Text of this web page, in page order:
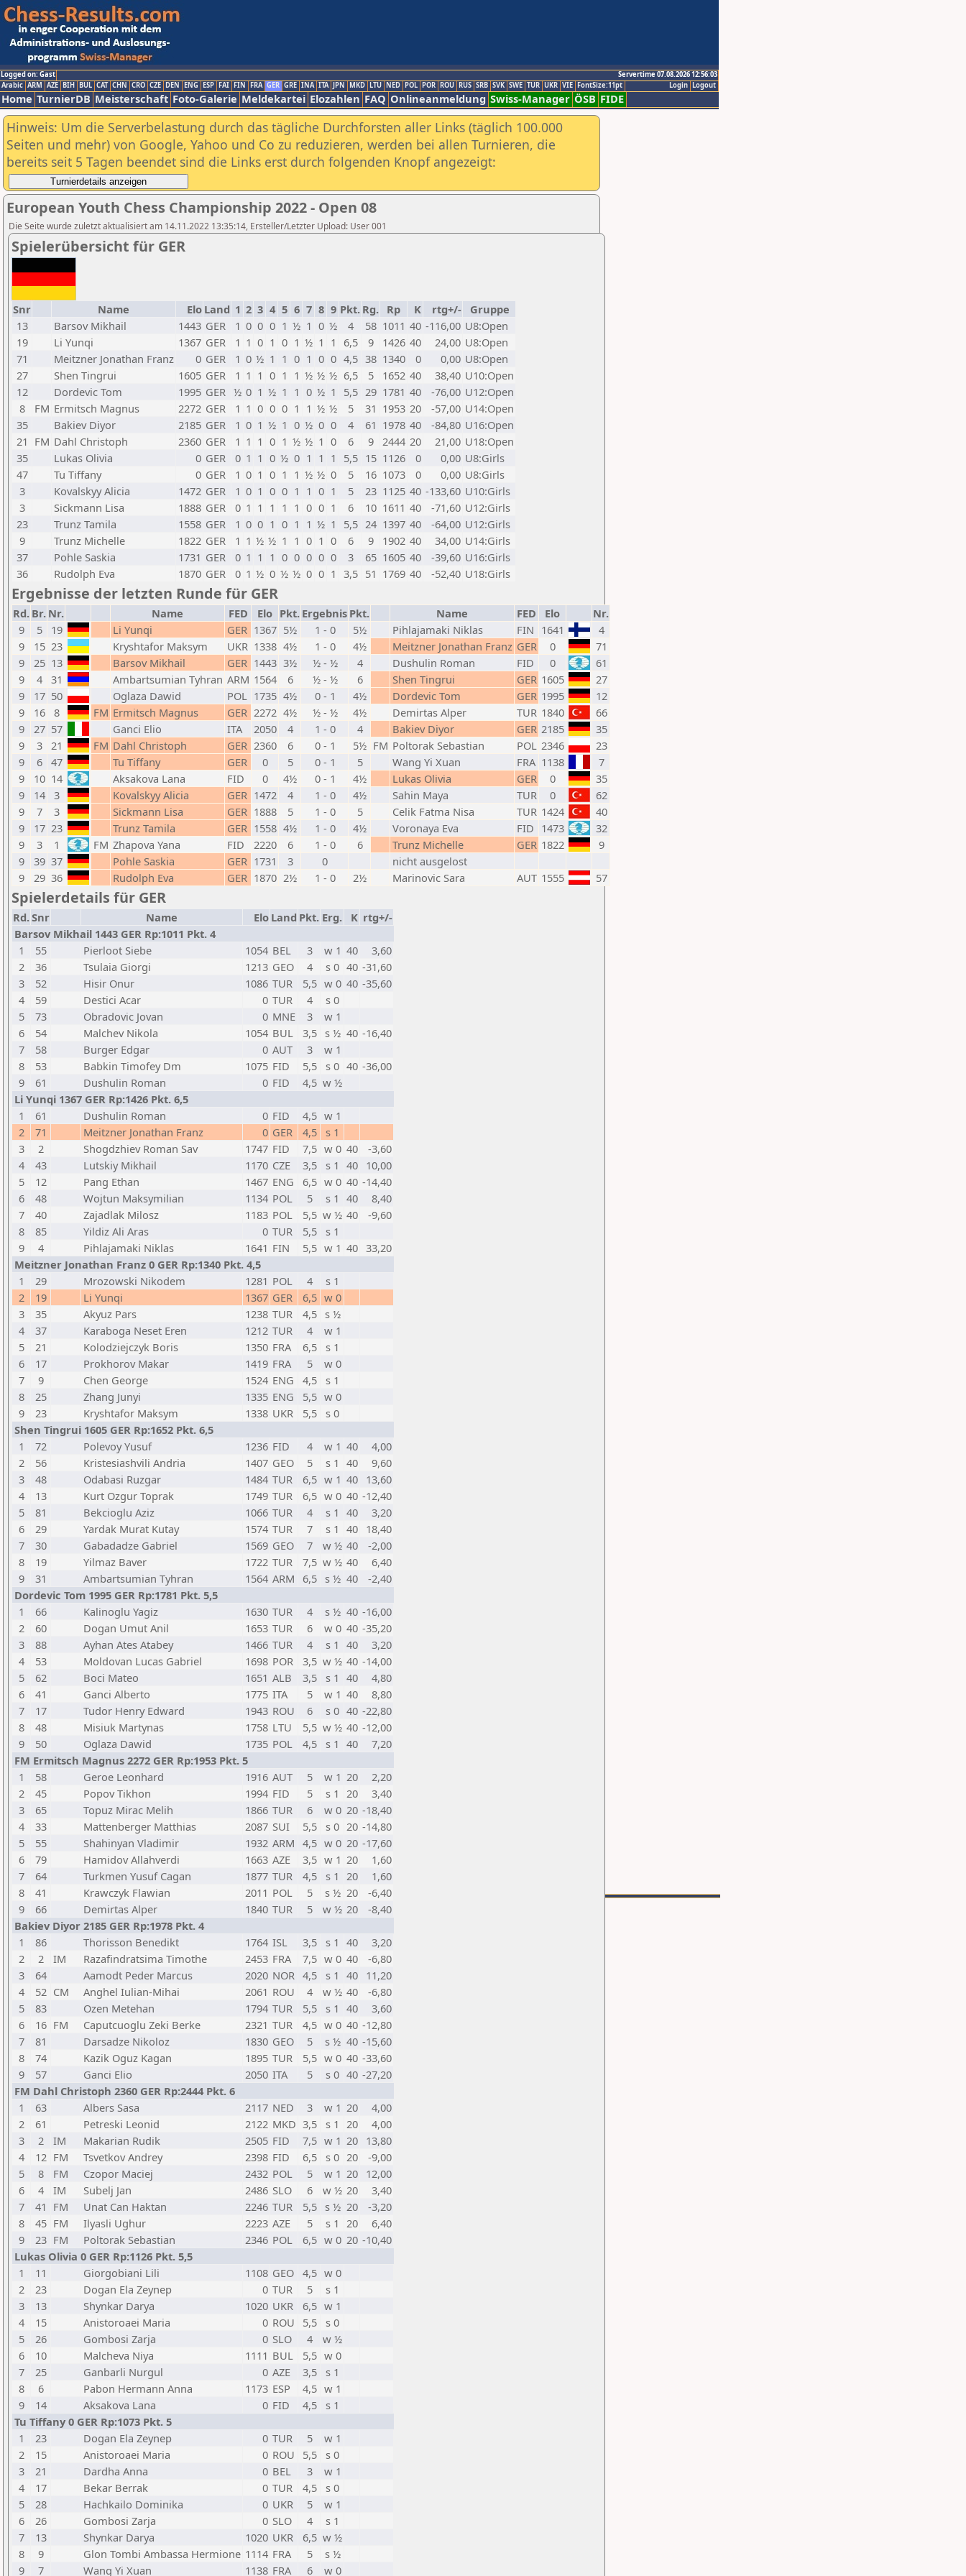
Logged on: Gast
Servertime 07.08.2026 12:56:03
Logout
Login
Arabic ARM AZE BIH BUL CAT CHN CRO CZE DEN ENG ESP FAI FIN FRA GER GRE INA ITA JPN MKD LTU NED POL POR ROU RUS SRB SVK SWE TUR UKR VIE FontSize:11pt
Home TurnierDB Meisterschaft Foto-Galerie Meldekartei Elozahlen FAQ Onlineanmeldung Swiss-Manager ÖSB FIDE
Hinweis: Um die Serverbelastung durch das tägliche Durchforsten aller Links (täglich 100.000
Seiten und mehr) von Google, Yahoo und Co zu reduzieren, werden bei allen Turnieren, die
bereits seit 5 Tagen beendet sind die Links erst durch folgenden Knopf angezeigt:
European Youth Chess Championship 2022 - Open 08
Die Seite wurde zuletzt aktualisiert am 14.11.2022 13:35:14, Ersteller/Letzter Upload: User 001
Spielerübersicht für GER
Snr Name Elo Land 1 2 3 4 5 6 7 8 9 Pkt. Rg. Rp K rtg+/-
Gruppe
13
Barsov Mikhail 1443 GER 1 0 0 0 1 ½ 1 0 ½ 4 58 1011 40 -116,00 U8:Open
19
Li Yunqi 1367 GER 1 1 0 1 0 1 ½ 1 1 6,5 9 1426 40 24,00 U8:Open
71
Meitzner Jonathan Franz 0 GER 1 0 ½ 1 1 0 1 0 0 4,5 38 1340 0 0,00 U8:Open
27
Shen Tingrui 1605 GER 1 1 1 0 1 1 ½ ½ ½ 6,5 5 1652 40 38,40 U10:Open
12
Dordevic Tom 1995 GER ½ 0 1 ½ 1 1 0 ½ 1 5,5 29 1781 40 -76,00 U12:Open
8
FM Ermitsch Magnus 2272 GER 1 1 0 0 0 1 1 ½ ½ 5 31 1953 20 -57,00 U14:Open
35
Bakiev Diyor 2185 GER 1 0 1 ½ 1 0 ½ 0 0 4 61 1978 40 -84,80 U16:Open
21 FM Dahl Christoph 2360 GER 1 1 1 0 1 ½ ½ 1 0 6 9 2444 20 21,00 U18:Open
35
Lukas Olivia 0 GER 0 1 1 0 ½ 0 1 1 1 5,5 15 1126 0 0,00 U8:Girls
47
Tu Tiffany 0 GER 1 0 1 0 1 1 ½ ½ 0 5 16 1073 0 0,00 U8:Girls
3
Kovalskyy Alicia 1472 GER 1 0 1 0 0 1 1 0 1 5 23 1125 40 -133,60 U10:Girls
3
Sickmann Lisa 1888 GER 0 1 1 1 1 1 0 0 1 6 10 1611 40 -71,60 U12:Girls
23
Trunz Tamila 1558 GER 1 0 0 1 0 1 1 ½ 1 5,5 24 1397 40 -64,00 U12:Girls
9
Trunz Michelle 1822 GER 1 1 ½ ½ 1 1 0 1 0 6 9 1902 40 34,00 U14:Girls
37
Pohle Saskia 1731 GER 0 1 1 1 0 0 0 0 0 3 65 1605 40 -39,60 U16:Girls
36
Rudolph Eva 1870 GER 0 1 ½ 0 ½ ½ 0 0 1 3,5 51 1769 40 -52,40 U18:Girls
Ergebnisse der letzten Runde für GER
Rd. Br. Nr. Name FED Elo Pkt. Ergebnis Pkt. Name FED Elo
Nr.
9
5 19 Li Yunqi GER 1367 5½ 1 - 0 5½ Pihlajamaki Niklas FIN 1641
4
9
15 23 Kryshtafor Maksym UKR 1338 4½ 1 - 0 4½ Meitzner Jonathan Franz GER 0
71
9
25 13 Barsov Mikhail GER 1443 3½ ½ - ½ 4 Dushulin Roman FID 0
61
9
4 31 Ambartsumian Tyhran ARM 1564 6 ½ - ½ 6 Shen Tingrui GER 1605
27
9
17 50 Oglaza Dawid POL 1735 4½ 0 - 1 4½ Dordevic Tom GER 1995
12
9
16 8 FM Ermitsch Magnus GER 2272 4½ ½ - ½ 4½ Demirtas Alper TUR 1840
66
9
27 57 Ganci Elio ITA 2050 4 1 - 0 4 Bakiev Diyor GER 2185
35
9
3 21 FM Dahl Christoph GER 2360 6 0 - 1 5½ FM Poltorak Sebastian POL 2346
23
9
6 47 Tu Tiffany GER 0 5 0 - 1 5 Wang Yi Xuan FRA 1138
7
9
10 14 Aksakova Lana FID 0 4½ 0 - 1 4½ Lukas Olivia GER 0
35
9
14 3 Kovalskyy Alicia GER 1472 4 1 - 0 4½ Sahin Maya TUR 0
62
9
7 3 Sickmann Lisa GER 1888 5 1 - 0 5 Celik Fatma Nisa TUR 1424
40
9
17 23 Trunz Tamila GER 1558 4½ 1 - 0 4½ Voronaya Eva FID 1473
32
9
3 1 FM Zhapova Yana FID 2220 6 1 - 0 6 Trunz Michelle GER 1822
9
9
39 37 Pohle Saskia GER 1731 3 0
nicht ausgelost
9
29 36 Rudolph Eva GER 1870 2½ 1 - 0 2½ Marinovic Sara AUT 1555 57
Spielerdetails für GER
Rd.Snr Name Elo Land Pkt. Erg. K rtg+/-
Barsov Mikhail 1443 GER Rp:1011 Pkt. 4
1
55 Pierloot Siebe 1054 BEL 3 w 1 40
3,60
2
36 Tsulaia Giorgi 1213 GEO 4 s 0 40 -31,60
3
52 Hisir Onur 1086 TUR 5,5 w 0 40 -35,60
4
59 Destici Acar 0 TUR 4
s 0
5
73 Obradovic Jovan 0 MNE 3
w 1
6
54 Malchev Nikola 1054 BUL 3,5 s ½ 40 -16,40
7
58 Burger Edgar 0 AUT 3
w 1
8
53 Babkin Timofey Dm 1075 FID 5,5 s 0 40 -36,00
9
61 Dushulin Roman 0 FID 4,5 w ½
Li Yunqi 1367 GER Rp:1426 Pkt. 6,5
1
61 Dushulin Roman 0 FID 4,5 w 1
2
71 Meitzner Jonathan Franz 0 GER 4,5
s 1
3
2 Shogdzhiev Roman Sav 1747 FID 7,5 w 0 40
-3,60
4
43 Lutskiy Mikhail 1170 CZE 3,5 s 1 40 10,00
5
12 Pang Ethan 1467 ENG 6,5 w 0 40 -14,40
6
48 Wojtun Maksymilian 1134 POL 5 s 1 40
8,40
7
40 Zajadlak Milosz 1183 POL 5,5 w ½ 40
-9,60
8
85 Yildiz Ali Aras 0 TUR 5,5
s 1
9
4 Pihlajamaki Niklas 1641 FIN 5,5 w 1 40 33,20
Meitzner Jonathan Franz 0 GER Rp:1340 Pkt. 4,5
1
29 Mrozowski Nikodem 1281 POL 4
s 1
2
19 Li Yunqi 1367 GER 6,5 w 0
3
35 Akyuz Pars 1238 TUR 4,5 s ½
4
37 Karaboga Neset Eren 1212 TUR 4
w 1
5
21 Kolodziejczyk Boris 1350 FRA 6,5
s 1
6
17 Prokhorov Makar 1419 FRA 5
w 0
7
9 Chen George 1524 ENG 4,5
s 1
8
25 Zhang Junyi 1335 ENG 5,5 w 0
9
23 Kryshtafor Maksym 1338 UKR 5,5
s 0
Shen Tingrui 1605 GER Rp:1652 Pkt. 6,5
1
72 Polevoy Yusuf 1236 FID 4 w 1 40
4,00
2
56 Kristesiashvili Andria 1407 GEO 5 s 1 40
9,60
3
48 Odabasi Ruzgar 1484 TUR 6,5 w 1 40 13,60
4
13 Kurt Ozgur Toprak 1749 TUR 6,5 w 0 40 -12,40
5
81 Bekcioglu Aziz 1066 TUR 4 s 1 40
3,20
6
29 Yardak Murat Kutay 1574 TUR 7 s 1 40 18,40
7
30 Gabadadze Gabriel 1569 GEO 7 w ½ 40
-2,00
8
19 Yilmaz Baver 1722 TUR 7,5 w ½ 40
6,40
9
31 Ambartsumian Tyhran 1564 ARM 6,5 s ½ 40
-2,40
Dordevic Tom 1995 GER Rp:1781 Pkt. 5,5
1
66 Kalinoglu Yagiz 1630 TUR 4 s ½ 40 -16,00
2
60 Dogan Umut Anil 1653 TUR 6 w 0 40 -35,20
3
88 Ayhan Ates Atabey 1466 TUR 4 s 1 40
3,20
4
53 Moldovan Lucas Gabriel 1698 POR 3,5 w ½ 40 -14,00
5
62 Boci Mateo 1651 ALB 3,5 s 1 40
4,80
6
41 Ganci Alberto 1775 ITA 5 w 1 40
8,80
7
17 Tudor Henry Edward 1943 ROU 6 s 0 40 -22,80
8
48 Misiuk Martynas 1758 LTU 5,5 w ½ 40 -12,00
9
50 Oglaza Dawid 1735 POL 4,5 s 1 40
7,20
FM Ermitsch Magnus 2272 GER Rp:1953 Pkt. 5
1
58 Geroe Leonhard 1916 AUT 5 w 1 20
2,20
2
45 Popov Tikhon 1994 FID 5 s 1 20
3,40
3
65 Topuz Mirac Melih 1866 TUR 6 w 0 20 -18,40
4
33 Mattenberger Matthias 2087 SUI 5,5 s 0 20 -14,80
5
55 Shahinyan Vladimir 1932 ARM 4,5 w 0 20 -17,60
6
79 Hamidov Allahverdi 1663 AZE 3,5 w 1 20
1,60
7
64 Turkmen Yusuf Cagan 1877 TUR 4,5 s 1 20
1,60
8
41 Krawczyk Flawian 2011 POL 5 s ½ 20
-6,40
9
66 Demirtas Alper 1840 TUR 5 w ½ 20
-8,40
Bakiev Diyor 2185 GER Rp:1978 Pkt. 4
1
86 Thorisson Benedikt 1764 ISL 3,5 s 1 40
3,20
2
2 IM Razafindratsima Timothe 2453 FRA 7,5 w 0 40
-6,80
3
64 Aamodt Peder Marcus 2020 NOR 4,5 s 1 40 11,20
4
52 CM Anghel Iulian-Mihai 2061 ROU 4 w ½ 40
-6,80
5
83 Ozen Metehan 1794 TUR 5,5 s 1 40
3,60
6
16 FM Caputcuoglu Zeki Berke 2321 TUR 4,5 w 0 40 -12,80
7
81 Darsadze Nikoloz 1830 GEO 5 s ½ 40 -15,60
8
74 Kazik Oguz Kagan 1895 TUR 5,5 w 0 40 -33,60
9
57 Ganci Elio 2050 ITA 5 s 0 40 -27,20
FM Dahl Christoph 2360 GER Rp:2444 Pkt. 6
1
63 Albers Sasa 2117 NED 3 w 1 20
4,00
2
61 Petreski Leonid 2122 MKD 3,5 s 1 20
4,00
3
2 IM Makarian Rudik 2505 FID 7,5 w 1 20 13,80
4
12 FM Tsvetkov Andrey 2398 FID 6,5 s 0 20
-9,00
5
8 FM Czopor Maciej 2432 POL 5 w 1 20 12,00
6
4 IM Subelj Jan 2486 SLO 6 w ½ 20
3,40
7
41 FM Unat Can Haktan 2246 TUR 5,5 s ½ 20
-3,20
8
45 FM Ilyasli Ughur 2223 AZE 5 s 1 20
6,40
9
23 FM Poltorak Sebastian 2346 POL 6,5 w 0 20 -10,40
Lukas Olivia 0 GER Rp:1126 Pkt. 5,5
1
11 Giorgobiani Lili 1108 GEO 4,5 w 0
2
23 Dogan Ela Zeynep 0 TUR 5
s 1
3
13 Shynkar Darya 1020 UKR 6,5 w 1
4
15 Anistoroaei Maria 0 ROU 5,5
s 0
5
26 Gombosi Zarja 0 SLO 4
w ½
6
10 Malcheva Niya 1111 BUL 5,5 w 0
7
25 Ganbarli Nurgul 0 AZE 3,5
s 1
8
6 Pabon Hermann Anna 1173 ESP 4,5 w 1
9
14 Aksakova Lana 0 FID 4,5
s 1
Tu Tiffany 0 GER Rp:1073 Pkt. 5
1
23 Dogan Ela Zeynep 0 TUR 5
w 1
2
15 Anistoroaei Maria 0 ROU 5,5
s 0
3
21 Dardha Anna 0 BEL 3
w 1
4
17 Bekar Berrak 0 TUR 4,5
s 0
5
28 Hachkailo Dominika 0 UKR 5
w 1
6
26 Gombosi Zarja 0 SLO 4
s 1
7
13 Shynkar Darya 1020 UKR 6,5 w ½
8
9 Glon Tombi Ambassa Hermione 1114 FRA 5
s ½
9
7 Wang Yi Xuan 1138 FRA 6 w 0